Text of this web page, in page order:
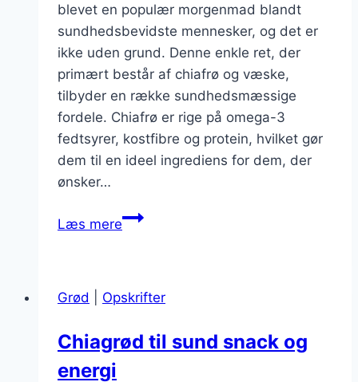
blevet en populær morgenmad blandt
sundhedsbevidste mennesker, og det er
ikke uden grund. Denne enkle ret, der
primært består af chiafrø og væske,
tilbyder en række sundhedsmæssige
fordele. Chiafrø er rige på omega-3
fedtsyrer, kostfibre og protein, hvilket gør
dem til en ideel ingrediens for dem, der
ønsker…
Læs mereChiagrød
smag
morgenmad
Grød Opskrifter
Chiagrød til sund snack og
energi